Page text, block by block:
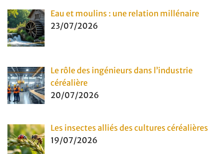
Eau et moulins : une relation millénaire
23/07/2026
Le rôle des ingénieurs dans l’industrie
céréalière
20/07/2026
Les insectes alliés des cultures céréalières
19/07/2026